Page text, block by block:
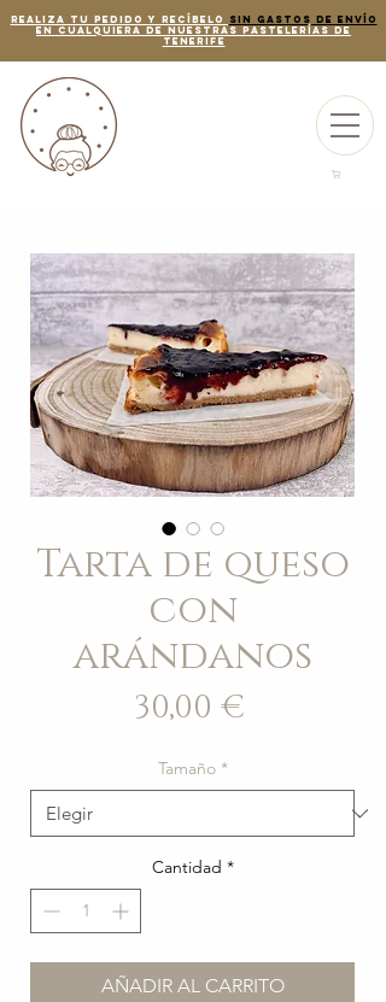
REALIZA TU PEDIDO Y RECÍBELO
SIN GASTOS DE ENVÍO
EN CUALQUIERA DE NUESTRAS PASTELERÍAS de
tenerife
Tarta de queso
con
arándanos
30,00 €
Tamaño *
Cantidad *
AÑADIR AL CARRITO